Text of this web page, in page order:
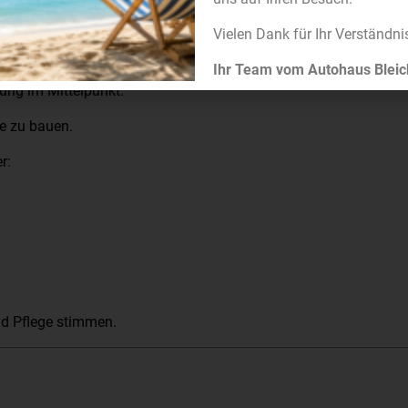
AUF LANGLEBIGKEIT
im Mittelpunkt.
zu bauen.
Pflege stimmen.
Vielen Dank für Ihr
Ihr Team vom Autohaus